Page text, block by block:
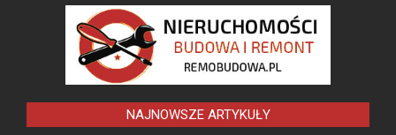
NAJNOWSZE ARTYKUŁY